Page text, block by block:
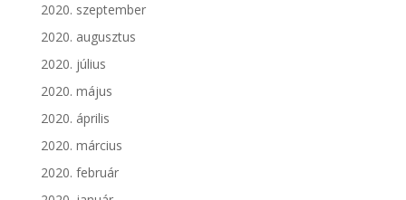
2020. szeptember
2020. augusztus
2020. július
2020. május
2020. április
2020. március
2020. február